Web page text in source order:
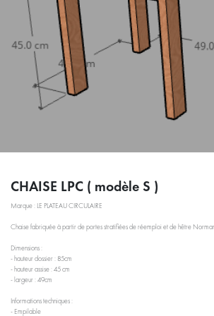
CHAISE LPC ( modèle S )
Marque : LE PLATEAU CIRCULAIRE
Chaise fabriquée à partir de portes stratifiées de réemploi et de hêtre
Dimensions :
- hauteur dossier : 85cm
- hauteur assise : 45 cm
- largeur : 49cm
Informations techniques :
- Empilable